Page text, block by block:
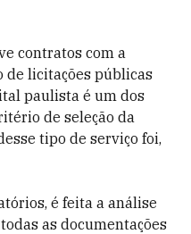
contratos com a
de licitações públicas
paulista é um dos
de seleção da
tipo de serviço foi,
é feita a análise
as documentações